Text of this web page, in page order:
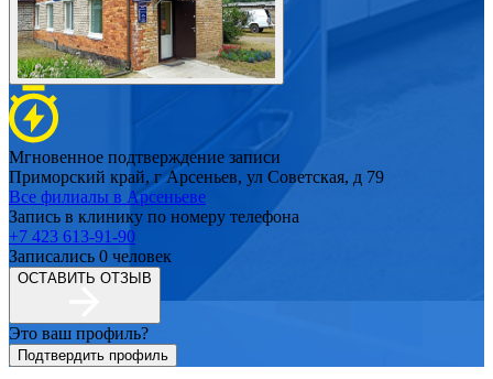
Мгновенное подтверждение записи
Приморский край, г Арсеньев, ул Советская, д 79
Все филиалы в Арсеньеве
Запись в клинику по номеру телефона
+7 423 613-91-90
Записались 0 человек
ОСТАВИТЬ ОТЗЫВ
Это ваш профиль?
Подтвердить профиль